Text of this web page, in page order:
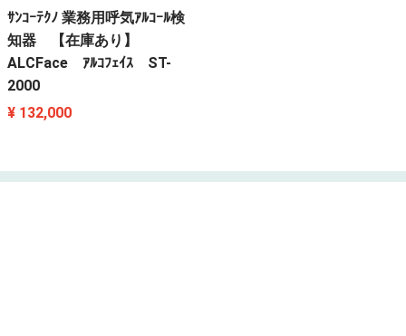
ｻﾝｺｰﾃｸﾉ 業務用呼気ｱﾙｺｰﾙ検
知器 【在庫あり】
ALCFace ｱﾙｺﾌｪｲｽ ST-
2000
¥ 132,000